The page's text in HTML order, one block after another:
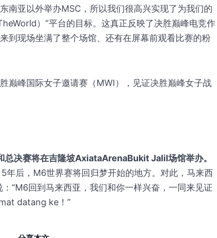
南亚以外举办MSC，所以我们很高兴实现了为我们的
）”平台的目标。这真正反映了决胜巅峰电竞作
到现场坐满了整个场馆、还有在屏幕前观看比赛的粉
巅峰国际女子邀请赛（MWI），见证决胜巅峰女子战
总决赛将在吉隆坡AxiataArenaBukit Jalil场馆举办。
年后，M6世界赛将回归梦开始的地方。对此，马来西
“M6回到马来西亚，我们和你一样兴奋，一同来见证
datang ke！”